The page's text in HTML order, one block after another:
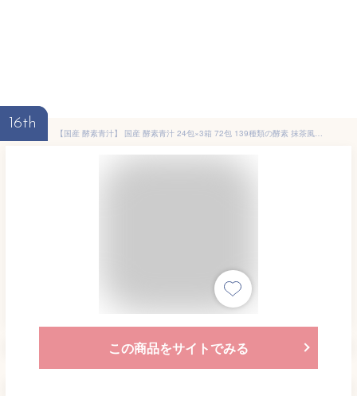
16th
【国産 酵素青汁】 国産 酵素青汁 24包×3箱 72包 139種類の酵素 抹茶風味 送料無料 青汁 【3箱組】
この商品をサイトでみる